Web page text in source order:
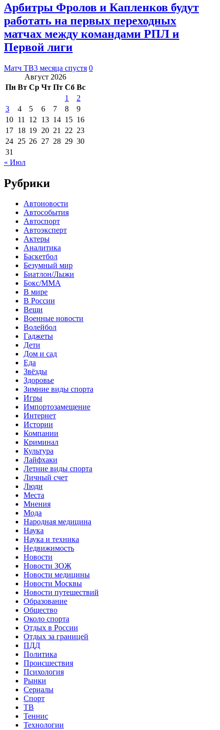
Арбитры Фролов и Капленков будут
работать на первых переходных
матчах между командами РПЛ и
Первой лиги
Матч ТВ3 месяца спустя 0
Август 2026
Пн Вт Ср Чт Пт Сб Вс
1
2
3
4 5 6 7 8
9
10 11 12 13 14 15 16
17 18 19 20 21 22 23
24 25 26 27 28 29 30
31
« Июл
Рубрики
Автоновости
Автособытия
Автоспорт
Автоэксперт
Актеры
Аналитика
Баскетбол
Безумный мир
Биатлон/Лыжи
Бокс/MMA
В мире
В России
Вещи
Военные новости
Волейбол
Гаджеты
Дети
Дом и сад
Еда
Звёзды
Здоровье
Зимние виды спорта
Игры
Импортозамещение
Интернет
Истории
Компании
Криминал
Культура
Лайфхаки
Летние виды спорта
Личный счет
Люди
Места
Мнения
Мода
Народная медицина
Наука
Наука и техника
Недвижимость
Новости
Новости ЗОЖ
Новости медицины
Новости Москвы
Новости путешествий
Образование
Общество
Около спорта
Отдых в России
Отдых за границей
ПДД
Политика
Происшествия
Психология
Рынки
Сериалы
Спорт
ТВ
Теннис
Технологии